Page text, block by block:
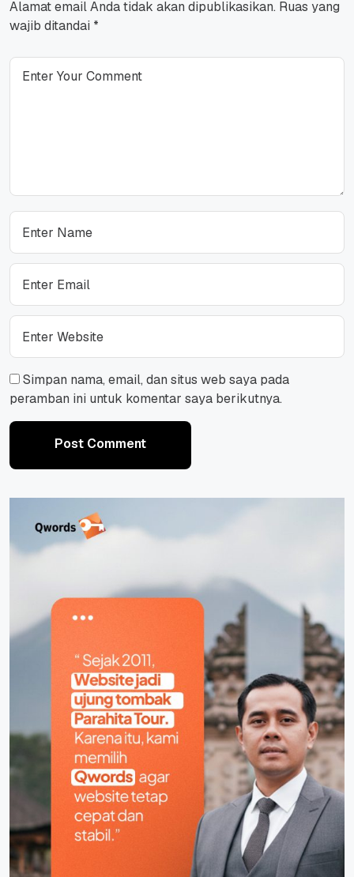
Alamat email Anda tidak akan dipublikasikan. Ruas yang
wajib ditandai *
Simpan nama, email, dan situs web saya pada
peramban ini untuk komentar saya berikutnya.
Post Comment